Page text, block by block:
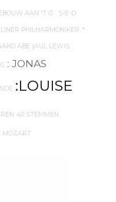
AAN 'T IJ . S-E-D
PHILHARMONIKER *
ABE {AUL LEWIS
: JONAS
:LOUISE
40 STEMMEN
MOZART